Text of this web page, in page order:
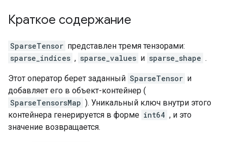
Краткое содержание
SparseTensor представлен тремя тензорами:
sparse_indices , sparse_values ​​и sparse_shape .
Этот оператор берет заданный SparseTensor и
добавляет его в объект-контейнер (
SparseTensorsMap ). Уникальный ключ внутри этого
контейнера генерируется в форме int64 , и это
значение возвращается.